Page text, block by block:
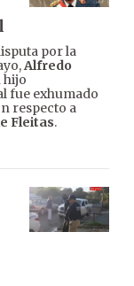
por la
Alfredo
hijo
fue exhumado
respecto a
Fleitas.